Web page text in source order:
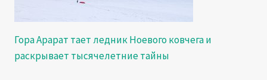
Гора Арарат тает ледник Ноевого ковчега и
раскрывает тысячелетние тайны